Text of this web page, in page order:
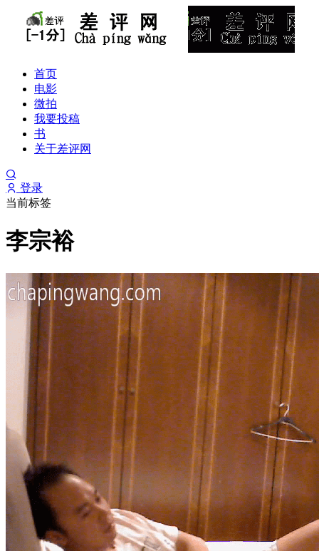
首页
电影
微拍
我要投稿
书
关于差评网
登录
当前标签
李宗裕